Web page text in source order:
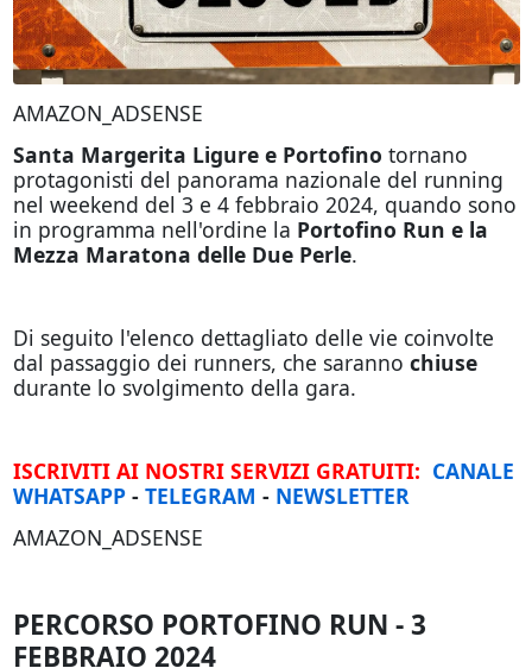
AMAZON_ADSENSE
Santa Margerita Ligure e Portofino tornano
protagonisti del panorama nazionale del running
nel weekend del 3 e 4 febbraio 2024, quando sono
in programma nell'ordine la Portofino Run e la
Mezza Maratona delle Due Perle.
Di seguito l'elenco dettagliato delle vie coinvolte
dal passaggio dei runners, che saranno chiuse
durante lo svolgimento della gara.
ISCRIVITI AI NOSTRI SERVIZI GRATUITI: CANALE
WHATSAPP- TELEGRAM - NEWSLETTER
AMAZON_ADSENSE
PERCORSO PORTOFINO RUN - 3
FEBBRAIO 2024